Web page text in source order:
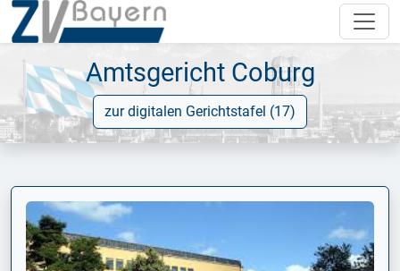
Amtsgericht Coburg
zur digitalen Gerichtstafel (17)